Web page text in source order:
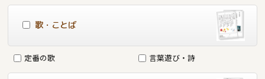
歌・ことば
定番の歌 言葉遊び・詩